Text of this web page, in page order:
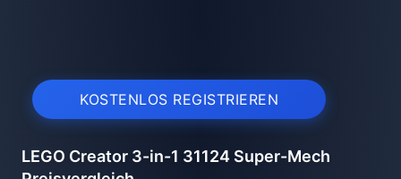
KOSTENLOS REGISTRIEREN
LEGO Creator 3-in-1 31124 Super-Mech